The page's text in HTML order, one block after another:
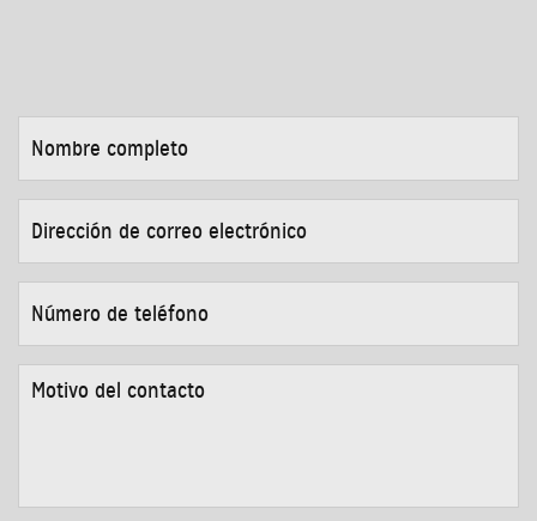
COMPLETO *
DE
CORREO
ELECTRÓNICO *
DE
TELÉFONO *
DEL